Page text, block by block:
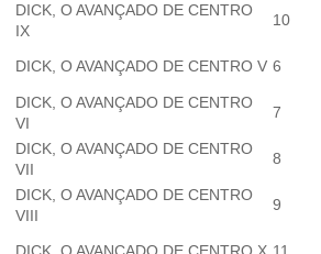
DICK, O AVANÇADO DE CENTRO
IX
10
DICK, O AVANÇADO DE CENTRO V 6
DICK, O AVANÇADO DE CENTRO
VI
7
DICK, O AVANÇADO DE CENTRO
VII
8
DICK, O AVANÇADO DE CENTRO
VIII
9